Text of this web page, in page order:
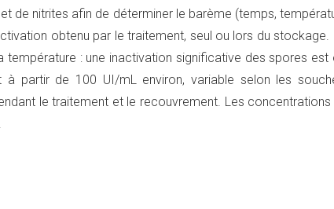
de nitrites afin de déterminer le barème (temps,
obtenu par le traitement, seul ou lors du
: une inactivation significative des spores
à partir de 100 UI/mL environ, variable selon les
le traitement et le recouvrement. Les